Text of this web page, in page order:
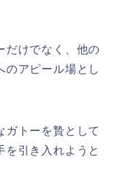
だけでなく、他の
のアピール場とし
ガトーを贄として
を引き入れようと